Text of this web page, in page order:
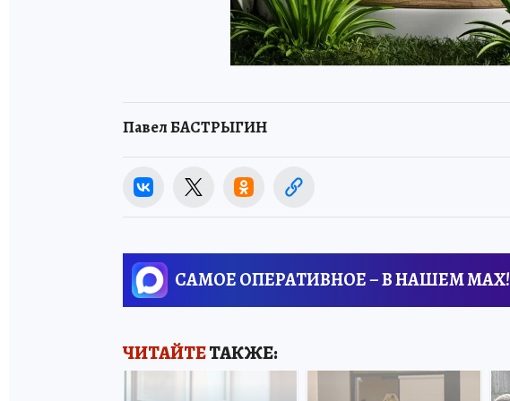
Павел БАСТРЫГИН
САМОЕ ОПЕРАТИВНОЕ – В НАШЕМ MAX!
ЧИТАЙТЕТАКЖЕ: